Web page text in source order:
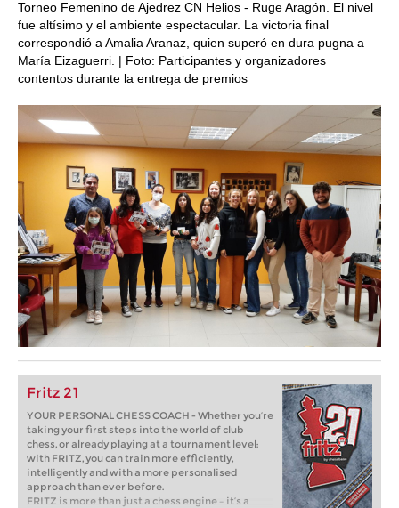
Torneo Femenino de Ajedrez CN Helios - Ruge Aragón. El nivel
fue altísimo y el ambiente espectacular. La victoria final
correspondió a Amalia Aranaz, quien superó en dura pugna a
María Eizaguerri. | Foto: Participantes y organizadores
contentos durante la entrega de premios
Fritz 21
YOUR PERSONAL CHESS COACH - Whether you’re
taking your first steps into the world of club
chess, or already playing at a tournament level:
with FRITZ, you can train more efficiently,
intelligently and with a more personalised
approach than ever before.
FRITZ is more than just a chess engine – it’s a